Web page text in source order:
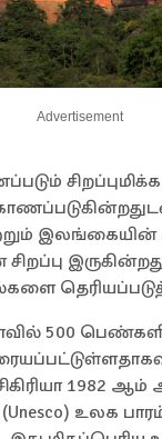
Advertisement
இலங்கையின்
500
1982
உலக